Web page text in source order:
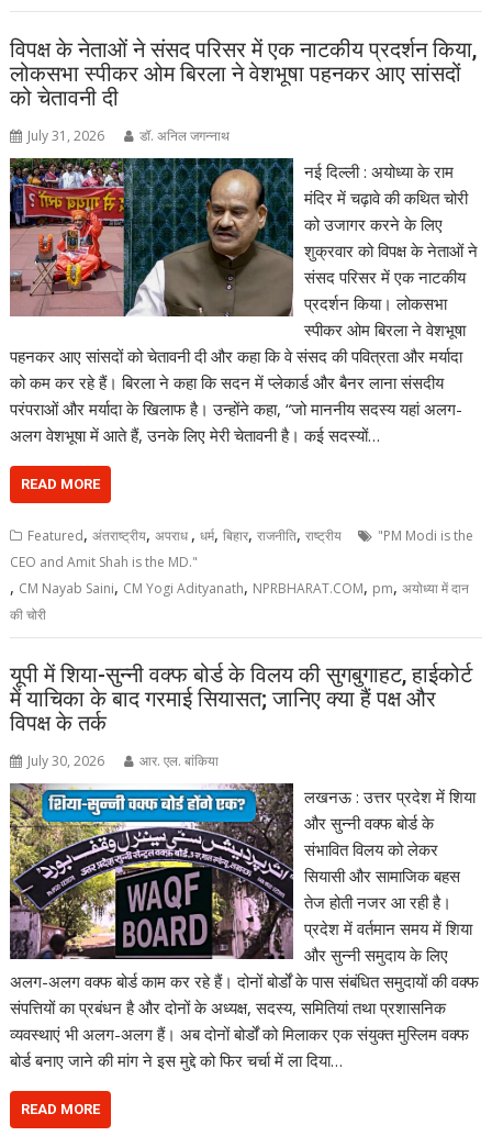
विपक्ष के नेताओं ने संसद परिसर में एक नाटकीय प्रदर्शन किया,
लोकसभा स्पीकर ओम बिरला ने वेशभूषा पहनकर आए सांसदों
को चेतावनी दी
July 31, 2026 डॉ. अनिल जगन्नाथ
नई दिल्ली : अयोध्या के राम
मंदिर में चढ़ावे की कथित चोरी
को उजागर करने के लिए
शुक्रवार को विपक्ष के नेताओं ने
संसद परिसर में एक नाटकीय
प्रदर्शन किया। लोकसभा
स्पीकर ओम बिरला ने वेशभूषा
पहनकर आए सांसदों को चेतावनी दी और कहा कि वे संसद की पवित्रता और मर्यादा
को कम कर रहे हैं। बिरला ने कहा कि सदन में प्लेकार्ड और बैनर लाना संसदीय
परंपराओं और मर्यादा के खिलाफ है। उन्होंने कहा, “जो माननीय सदस्य यहां अलग-
अलग वेशभूषा में आते हैं, उनके लिए मेरी चेतावनी है। कई सदस्यों…
READ MORE
Featured,अंतराष्ट्रीय,अपराध ,धर्म,बिहार,राजनीति,राष्ट्रीय
"PM Modi is the
CEO and Amit Shah is the MD."
, CM Nayab Saini, CM Yogi Adityanath, NPRBHARAT.COM, pm,अयोध्या में दान
की चोरी
यूपी में शिया-सुन्नी वक्फ बोर्ड के विलय की सुगबुगाहट, हाईकोर्ट
में याचिका के बाद गरमाई सियासत; जानिए क्या हैं पक्ष और
विपक्ष के तर्क
July 30, 2026 आर. एल. बांकिया
लखनऊ : उत्तर प्रदेश में शिया
और सुन्नी वक्फ बोर्ड के
संभावित विलय को लेकर
सियासी और सामाजिक बहस
तेज होती नजर आ रही है।
प्रदेश में वर्तमान समय में शिया
और सुन्नी समुदाय के लिए
अलग-अलग वक्फ बोर्ड काम कर रहे हैं। दोनों बोर्डों के पास संबंधित समुदायों की वक्फ
संपत्तियों का प्रबंधन है और दोनों के अध्यक्ष, सदस्य, समितियां तथा प्रशासनिक
व्यवस्थाएं भी अलग-अलग हैं। अब दोनों बोर्डों को मिलाकर एक संयुक्त मुस्लिम वक्फ
बोर्ड बनाए जाने की मांग ने इस मुद्दे को फिर चर्चा में ला दिया…
READ MORE